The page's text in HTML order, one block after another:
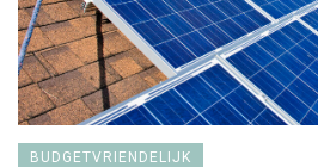
BUDGETVRIENDELIJK